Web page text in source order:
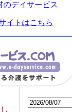
のデイサービス
イトはこちら